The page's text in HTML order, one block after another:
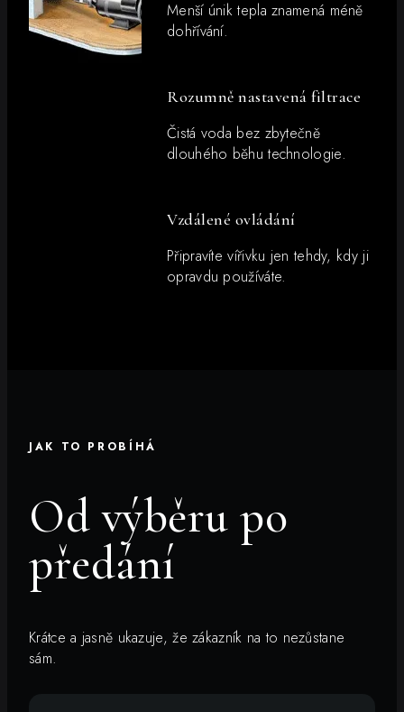
Menší únik tepla znamená méně
dohřívání.
Rozumně nastavená filtrace
Čistá voda bez zbytečně
dlouhého běhu technologie.
Vzdálené ovládání
Připravíte vířivku jen tehdy, kdy ji
opravdu používáte.
JAK TO PROBÍHÁ
Od výběru po
předání
Krátce a jasně ukazuje, že zákazník na to nezůstane
sám.